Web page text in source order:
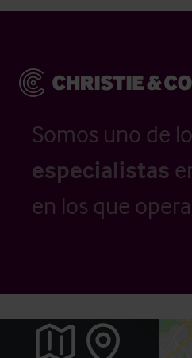
Somos uno de
especialistas
en los que